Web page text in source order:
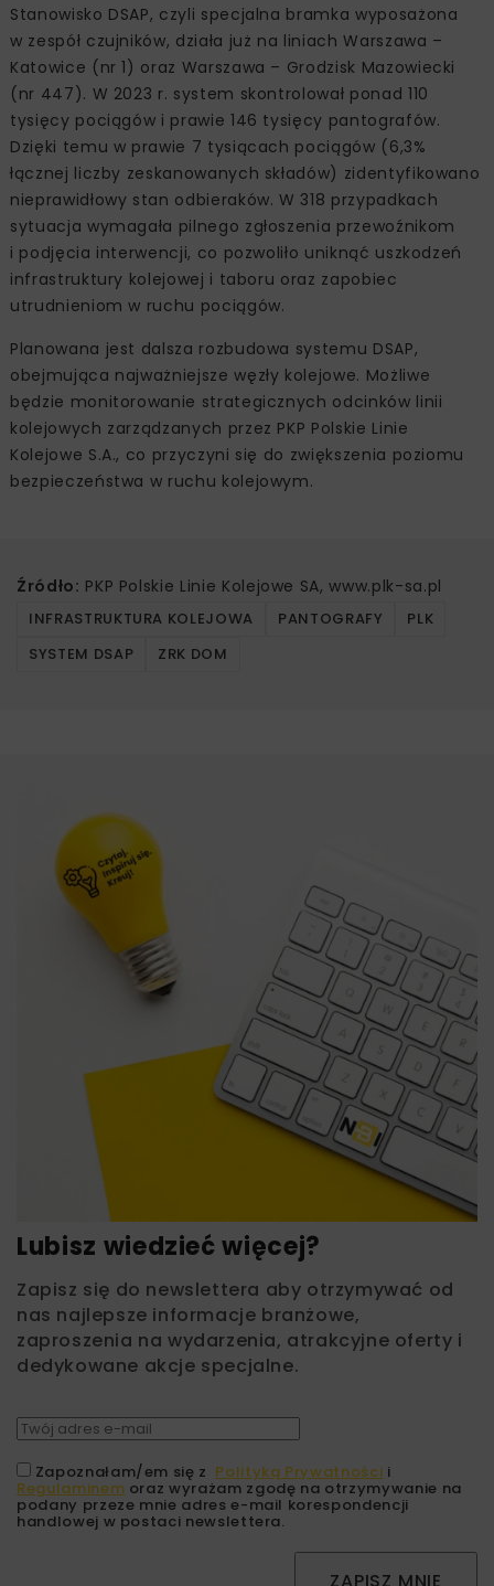
Stanowisko DSAP, czyli specjalna bramka wyposażona
w zespół czujników, działa już na liniach Warszawa –
Katowice (nr 1) oraz Warszawa – Grodzisk Mazowiecki
(nr 447). W 2023 r. system skontrolował ponad 110
tysięcy pociągów i prawie 146 tysięcy pantografów.
Dzięki temu w prawie 7 tysiącach pociągów (6,3%
łącznej liczby zeskanowanych składów) zidentyfikowano
nieprawidłowy stan odbieraków. W 318 przypadkach
sytuacja wymagała pilnego zgłoszenia przewoźnikom
i podjęcia interwencji, co pozwoliło uniknąć uszkodzeń
infrastruktury kolejowej i taboru oraz zapobiec
utrudnieniom w ruchu pociągów.
Planowana jest dalsza rozbudowa systemu DSAP,
obejmująca najważniejsze węzły kolejowe. Możliwe
będzie monitorowanie strategicznych odcinków linii
kolejowych zarządzanych przez PKP Polskie Linie
Kolejowe S.A., co przyczyni się do zwiększenia poziomu
bezpieczeństwa w ruchu kolejowym.
Źródło: PKP Polskie Linie Kolejowe SA, www.plk-sa.pl
INFRASTRUKTURA KOLEJOWA PANTOGRAFY
PLK
SYSTEM DSAP
ZRK DOM
Lubisz wiedzieć więcej?
Zapisz się do newslettera aby otrzymywać od
nas najlepsze informacje branżowe,
zaproszenia na wydarzenia, atrakcyjne oferty i
dedykowane akcje specjalne.
Zapoznałam/em się z Polityką Prywatności i
Regulaminem oraz wyrażam zgodę na otrzymywanie na
podany przeze mnie adres e-mail korespondencji
handlowej w postaci newslettera.